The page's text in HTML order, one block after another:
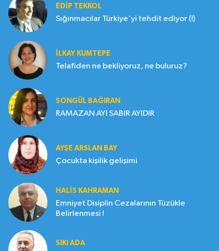
EDIP TEKKOL
Sığınmacılar Türkiye'yi tehdit ediyor (!)
İLKAY KUMTEPE
Telafiden ne bekliyoruz, ne buluruz?
SONGÜL BAĞIRAN
RAMAZAN AYI SABIR AYIDIR
AYŞE ARSLAN BAY
Çocukta kişilik gelişimi
HALIS KAHRAMAN
Emniyet Disiplin Cezalarının Tüzükle
Belirlenmesi !
SIKI ADA